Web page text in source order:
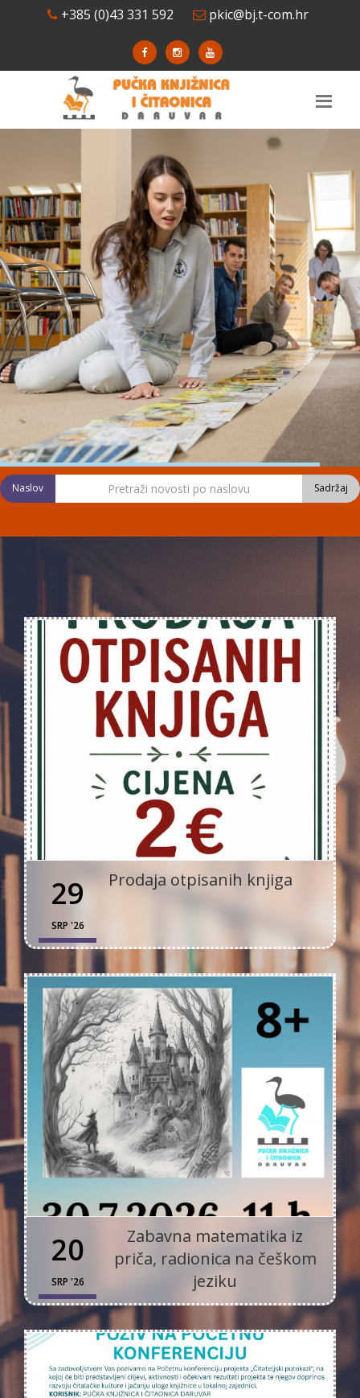
+385 (0)43 331 592 pkic@bj.t-com.hr
Naslov Sadržaj
29
SRP '26
Prodaja otpisanih knjiga
20
SRP '26
Zabavna matematika iz
priča, radionica na češkom
jeziku